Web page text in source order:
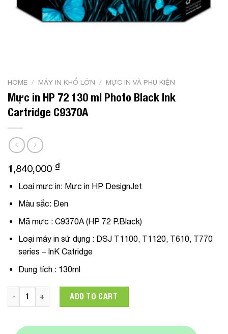
HOME / MÁY IN KHỔ LỚN / MỰC IN VÀ PHỤ KIỆN
Mực in HP 72 130 ml Photo Black Ink
Cartridge C9370A
1,840,000 ₫
Loại mực in: Mực in HP DesignJet
Màu sắc: Đen
Mã mực :C9370A (HP 72 P.Black)
Loại máy in sử dụng : DSJ T1100, T1120, T610, T770
series – InK Catridge
Dung tích : 130ml
Mực in HP 72 130 ml Photo Black Ink Cartridge C9370A
ADD TO CART